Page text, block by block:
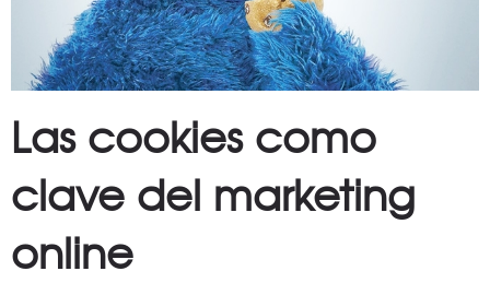
Las cookies como
clave del marketing
online